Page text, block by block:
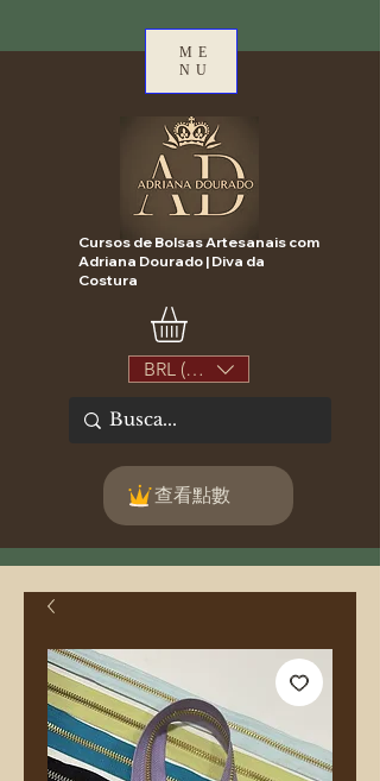
ME
NU
Cursos de Bolsas Artesanais com
Adriana Dourado | Diva da
Costura
BRL (R$)
查看點數